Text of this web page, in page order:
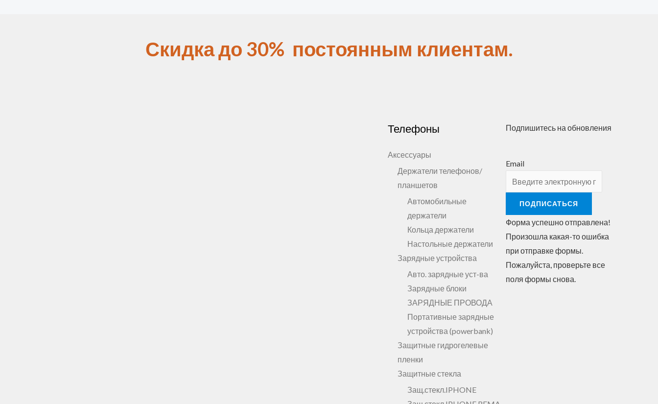
Скидка до 30% постоянным клиентам.
Телефоны
Аксессуары
Держатели телефонов/
планшетов
Автомобильные
держатели
Кольца держатели
Настольные держатели
Зарядные устройства
Авто. зарядные уст-ва
Зарядные блоки
ЗАРЯДНЫЕ ПРОВОДА
Портативные зарядные
устройства (powerbank)
Защитные гидрогелевые
пленки
Защитные стекла
Защ.стекл.IPHONE
Подпишитесь на обновления
Email
ПОДПИСАТЬСЯ
Форма успешно отправлена!
Произошла какая-то ошибка
при отправке формы.
Пожалуйста, проверьте все
поля формы снова.